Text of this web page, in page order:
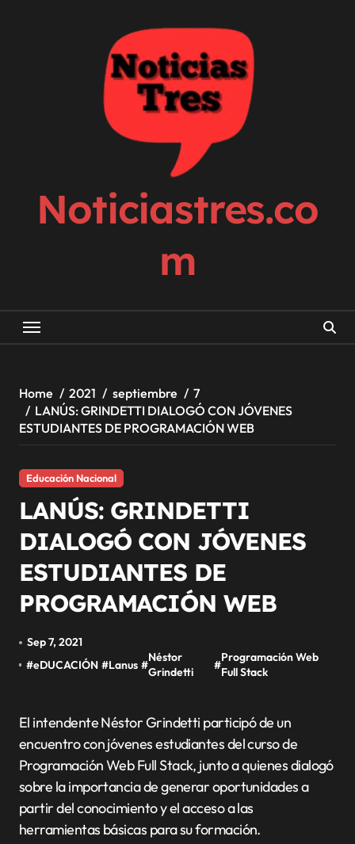
Noticiastres.co
m
Home 2021 septiembre
7
LANÚS: GRINDETTI DIALOGÓ CON JÓVENES
ESTUDIANTES DE PROGRAMACIÓN WEB
Educación Nacional
LANÚS: GRINDETTI
DIALOGÓ CON JÓVENES
ESTUDIANTES DE
PROGRAMACIÓN WEB
Sep 7, 2021
#eDUCACIÓN #Lanus #
Néstor
Grindetti
#
Programación Web
Full Stack
El intendente Néstor Grindetti participó de un
encuentro con jóvenes estudiantes del curso de
Programación Web Full Stack, junto a quienes dialogó
sobre la importancia de generar oportunidades a
partir del conocimiento y el acceso a las
herramientas básicas para su formación.